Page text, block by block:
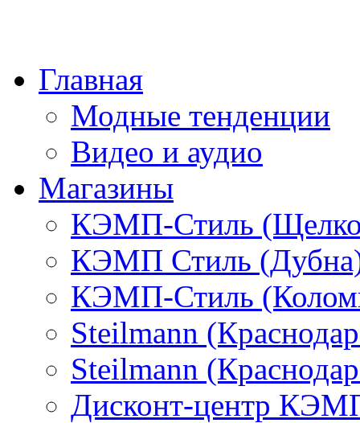
Главная
Модные тенденции
Видео и аудио
Магазины
КЭМП-Стиль
КЭМП Стиль
КЭМП-Стиль
Steilmann
Steilmann
Дисконт-центр